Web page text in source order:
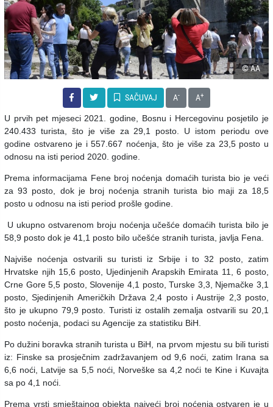
© AA
SAČUVAJ A- A+
U prvih pet mjeseci 2021. godine, Bosnu i Hercegovinu posjetilo je
240.433 turista, što je više za 29,1 posto. U istom periodu ove
godine ostvareno je i 557.667 noćenja, što je više za 23,5 posto u
odnosu na isti period 2020. godine.
Prema informacijama Fene broj noćenja domaćih turista bio je veći
za 93 posto, dok je broj noćenja stranih turista bio maji za 18,5
posto u odnosu na isti period prošle godine.
U ukupno ostvarenom broju noćenja učešće domaćih turista bilo je
58,9 posto dok je 41,1 posto bilo učešće stranih turista, javlja Fena.
Najviše noćenja ostvarili su turisti iz Srbije i to 32 posto, zatim
Hrvatske njih 15,6 posto, Ujedinjenih Arapskih Emirata 11, 6 posto,
Crne Gore 5,5 posto, Slovenije 4,1 posto, Turske 3,3, Njemačke 3,1
posto, Sjedinjenih Američkih Država 2,4 posto i Austrije 2,3 posto,
što je ukupno 79,9 posto. Turisti iz ostalih zemalja ostvarili su 20,1
posto noćenja, podaci su Agencije za statistiku BiH.
Po dužini boravka stranih turista u BiH, na prvom mjestu su bili turisti
iz: Finske sa prosječnim zadržavanjem od 9,6 noći, zatim Irana sa
6,6 noći, Latvije sa 5,5 noći, Norveške sa 4,2 noći te Kine i Kuvajta
sa po 4,1 noći.
Prema vrsti smještajnog objekta najveći broj noćenja ostvaren je u